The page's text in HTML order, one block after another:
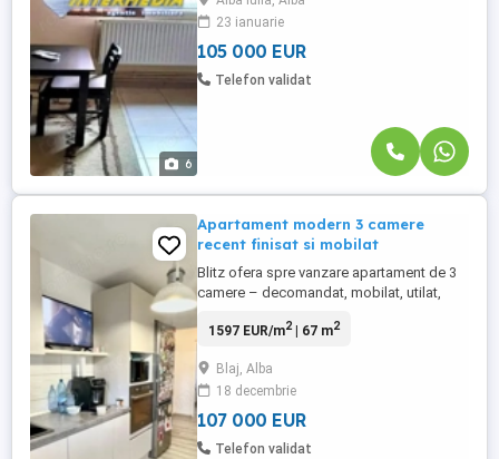
6
Apartamentul a fost renovat (parchet,
gresie si faianta, geamuri termopan, usi
interioare etc.) si ...
23 ianuarie
105 000 EUR
Telefon validat
Apartament modern 3 camere
recent finisat si mobilat
Blitz ofera spre vanzare apartament de 3
camere – decomandat, mobilat, utilat,
naturală abundentă Cele 3 camere sunt
fiecărui membru al familiei.Locuința se
vinde cu tot ce este necesar pentru mutare
imediată: mobilier modern, ...
1597 EUR/m2| 67 m2
Blaj, Alba
18 decembrie
107 000 EUR
Telefon validat